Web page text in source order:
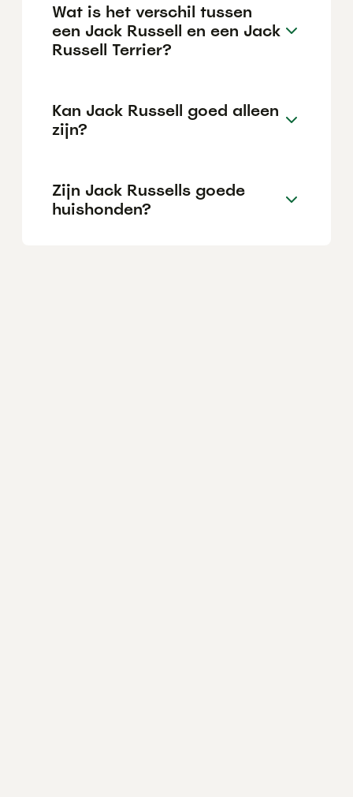
Wat is het verschil tussen
een Jack Russell en een Jack
Russell Terrier?
Kan Jack Russell goed alleen
zijn?
Zijn Jack Russells goede
huishonden?